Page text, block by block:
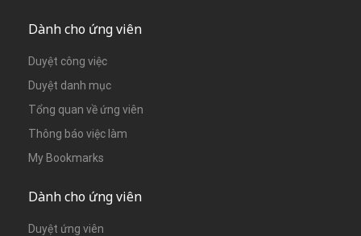
Dành cho ứng viên
Duyệt công việc
Duyệt danh mục
Tổng quan về ứng viên
Thông báo việc làm
My Bookmarks
Dành cho ứng viên
Duyệt ứng viên